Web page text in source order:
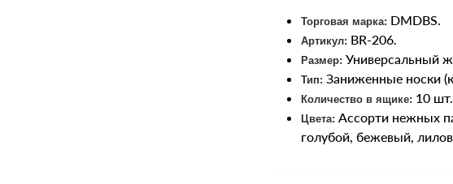
Торговая марка: DMDBS.
Артикул: BR-206.
Размер: Универсальный
Тип: Заниженные носки
Количество в ящике: 10 шт.
Цвета: Ассорти нежных
голубой, бежевый,